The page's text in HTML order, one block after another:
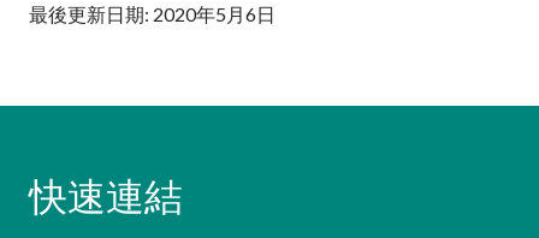
最後更新日期: 2020年5月6日
快速連結